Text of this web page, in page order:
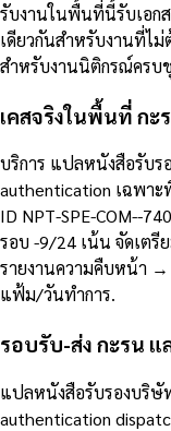
รับงานในพื้นที่นี้รับเอก
เดียวกันสำหรับงานที่ไ
สำหรับงานนิติกรณ์ครบ
เคสจริงในพื้นที่ ก
บริการ แปลหนังสือรับร
authentication เฉพาะ
ID NPT-SPE-COM--
รอบ -9/24 เน้น จัดเต
รายงานความคืบหน้า →
แฟ้ม/วันทำการ.
รอบรับ-ส่ง กะรน แ
แปลหนังสือรับรองบริษั
authentication